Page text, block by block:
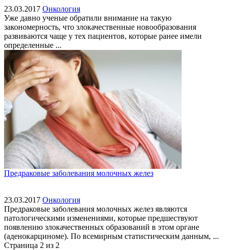
23.03.2017 Онкология
Уже давно ученые обратили внимание на такую
закономерность, что злокачественные новообразования
развиваются чаще у тех пациентов, которые ранее имели
определенные ...
Предраковые заболевания молочных желез
23.03.2017 Онкология
Предраковые заболевания молочных желез являются
патологическими изменениями, которые предшествуют
появлению злокачественных образований в этом органе
(аденокарциноме). По всемирным статистическим данным, ...
Страница 2 из 2